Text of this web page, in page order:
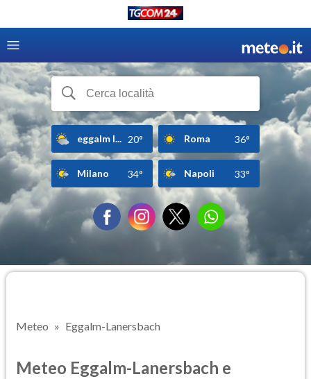
eggalm l... 20° Roma 36°
Milano 34° Napoli 33°
Meteo Eggalm-Lanersbach
Meteo Eggalm-Lanersbach e